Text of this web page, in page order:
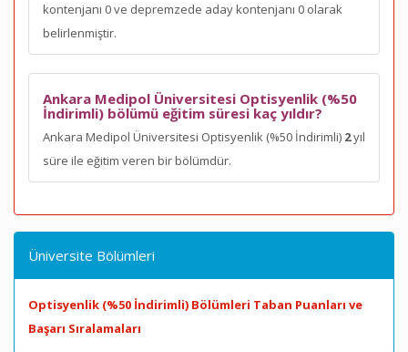
kontenjanı 0 ve depremzede aday kontenjanı 0 olarak
belirlenmiştir.
Ankara Medipol Üniversitesi Optisyenlik (%50
İndirimli) bölümü eğitim süresi kaç yıldır?
Ankara Medipol Üniversitesi Optisyenlik (%50 İndirimli) 2yıl
süre ile eğitim veren bir bölümdür.
Üniversite Bölümleri
Optisyenlik (%50 İndirimli) Bölümleri Taban Puanları ve
Başarı Sıralamaları